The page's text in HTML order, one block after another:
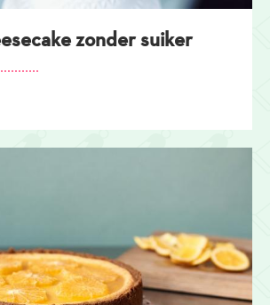
zonder suiker